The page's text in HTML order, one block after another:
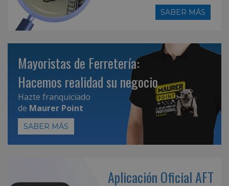
SABER MÁS
Mayoristas de Ferretería:
Hacemos realidad su negocio
Hazte franquiciado
de Maurer Point
SABER MÁS
Aplicación Oficial AFT